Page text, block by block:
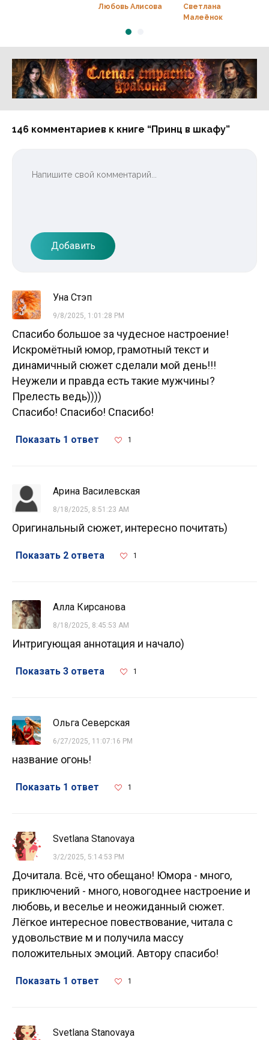
Любовь Алисова
Светлана
Малеёнок
Реклама 16+ АО «ЛитГород»
146 комментариев к книге “Принц в шкафу”
Добавить
Уна Стэп
9/8/2025, 1:01:28 PM
Спасибо большое за чудесное настроение!
Искромётный юмор, грамотный текст и
динамичный сюжет сделали мой день!!!
Неужели и правда есть такие мужчины?
Прелесть ведь))))
Спасибо! Спасибо! Спасибо!
Показать 1 ответ 1
Арина Василевская
8/18/2025, 8:51:23 AM
Оригинальный сюжет, интересно почитать)
Показать 2 ответа 1
Алла Кирсанова
8/18/2025, 8:45:53 AM
Интригующая аннотация и начало)
Показать 3 ответа 1
Ольга Северская
6/27/2025, 11:07:16 PM
название огонь!
Показать 1 ответ 1
Svetlana Stanovaya
3/2/2025, 5:14:53 PM
Дочитала. Всё, что обещано! Юмора - много,
приключений - много, новогоднее настроение и
любовь, и веселье и неожиданный сюжет.
Лёгкое интересное повествование, читала с
удовольствие м и получила массу
положительных эмоций. Автору спасибо!
Показать 1 ответ 1
Svetlana Stanovaya